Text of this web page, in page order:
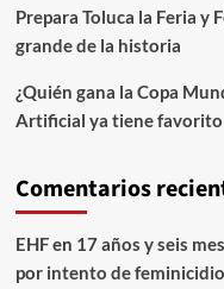
Prepara Toluca la Feria
grande de la historia
¿Quién gana la Copa
Artificial ya tiene favorito
Comentarios
EHFen 17 años y seis
por intento de feminicidio